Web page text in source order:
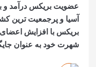
عضویت بریکس درآمد و
آسیا و پرجمعیت ترین
بریکس با افزایش اعضای
شهرت خود به عنوان جایگزینی